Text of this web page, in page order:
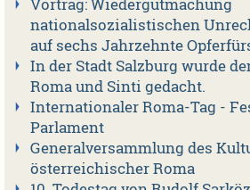
Vortrag: Wiedergutmachung
nationalsozialistischen
auf sechs Jahrzehnte
In der Stadt Salzburg wurde
Roma und Sinti gedacht.
Internationaler Roma-Tag -
Parlament
Generalversammlung des
österreichischer Roma